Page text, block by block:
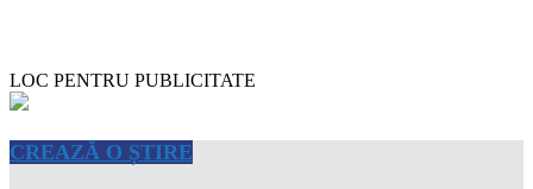
LOC PENTRU PUBLICITATE
CREAZĂ O ȘTIRE